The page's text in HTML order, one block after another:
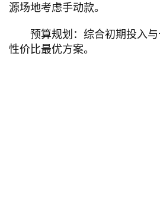
源场地考虑手动款。
预算规划‌：综合初期投入与
性价比最优方案。